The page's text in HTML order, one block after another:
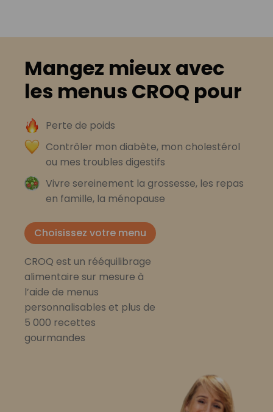
Mangez mieux avec
les menus CROQ pour
Perte de poids
Contrôler mon diabète, mon cholestérol
ou mes troubles digestifs
Vivre sereinement la grossesse, les repas
en famille, la ménopause
Choisissez votre menu
CROQ est un rééquilibrage
alimentaire sur mesure à
l’aide de menus
personnalisables et plus de
5 000 recettes
gourmandes